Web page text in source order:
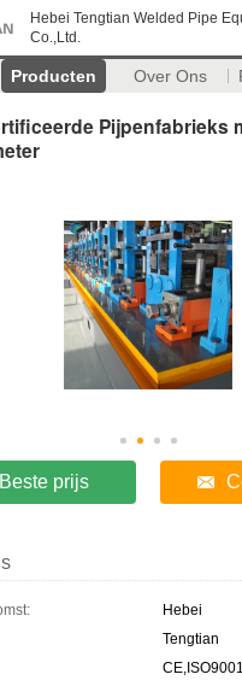
Hebei Tengtian Welded Pipe
Co.,Ltd.
Producten Over Ons
Pijpenfabrieks
Beste prijs
Hebei
Tengtian